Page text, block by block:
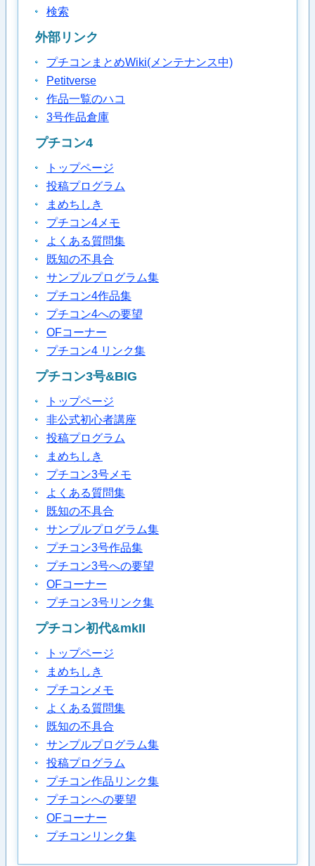
検索
外部リンク
プチコンまとめWiki(メンテナンス中)
Petitverse
作品一覧のハコ
3号作品倉庫
プチコン4
トップページ
投稿プログラム
まめちしき
プチコン4メモ
よくある質問集
既知の不具合
サンプルプログラム集
プチコン4作品集
プチコン4への要望
OFコーナー
プチコン4 リンク集
プチコン3号&BIG
トップページ
非公式初心者講座
投稿プログラム
まめちしき
プチコン3号メモ
よくある質問集
既知の不具合
サンプルプログラム集
プチコン3号作品集
プチコン3号への要望
OFコーナー
プチコン3号リンク集
プチコン初代&mkII
トップページ
まめちしき
プチコンメモ
よくある質問集
既知の不具合
サンプルプログラム集
投稿プログラム
プチコン作品リンク集
プチコンへの要望
OFコーナー
プチコンリンク集